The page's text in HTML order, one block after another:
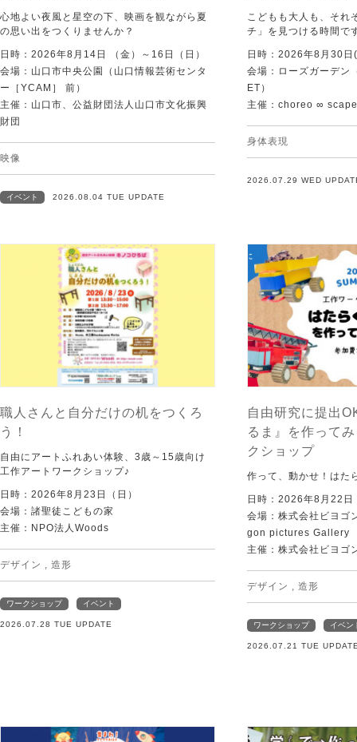
心地よい夜風と星空の下、映画を観ながら夏
の思い出をつくりませんか？
日時：2026年8月14日 （金）～16日（日）
会場：山口市中央公園（山口情報芸術センタ
ー［YCAM］ 前）
主催：山口市、公益財団法人山口市文化振興
財団
映像
イベント 2026.08.04 TUE UPDATE
こどもも大人も、それ
チ」を見つける時間で
日時：2026年8月30日
会場：ローズガーデン
ET）
主催：choreo ∞ scape
身体表現
2026.07.29 WED
職人さんと自分だけの机をつくろ
う！
自由にアートふれあい体験、3歳～15歳向け
工作アートワークショップ♪
日時：2026年8月23日（日）
会場：諸聖徒こどもの家
主催：NPO法人Woods
デザイン , 造形
ワークショップ イベント
2026.07.28 TUE UPDATE
自由研究に提出
るま』を作って
クショップ
作って、動かせ！はた
日時：2026年8月22日
会場：株式会社ビヨ
gon pictures Gallery
主催：株式会社ビヨゴ
デザイン , 造形
ワークショップ イベン
2026.07.21 TUE